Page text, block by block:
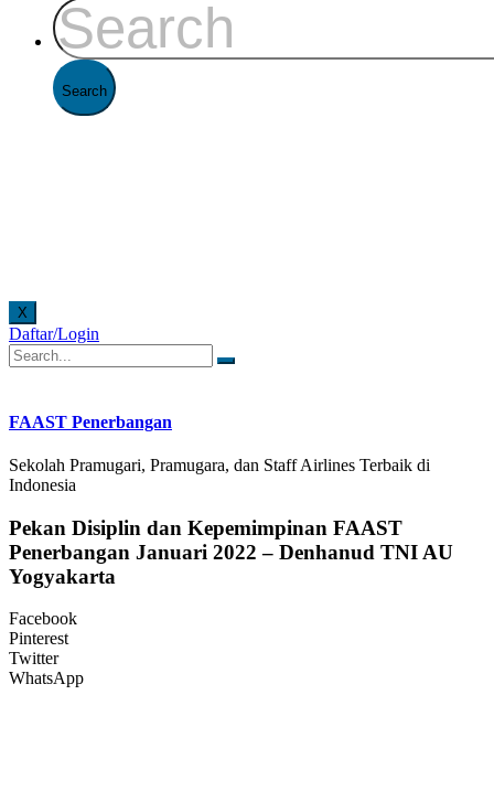
X
Daftar/Login
FAAST Penerbangan
Sekolah Pramugari, Pramugara, dan Staff Airlines Terbaik di
Indonesia
Pekan Disiplin dan Kepemimpinan FAAST
Penerbangan Januari 2022 – Denhanud TNI AU
Yogyakarta
Facebook
Pinterest
Twitter
WhatsApp